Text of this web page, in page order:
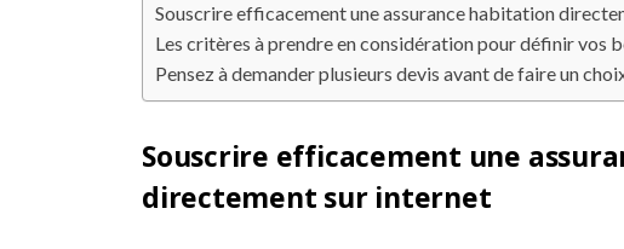
Souscrire efficacement une assurance habitation
Les critères à prendre en considération pour définir vos
Pensez à demander plusieurs devis avant de faire un
Souscrire efficacement une
directement sur internet